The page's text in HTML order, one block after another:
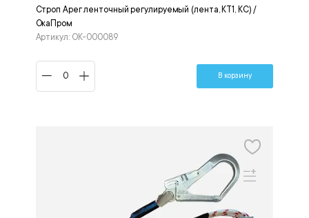
Строп Арег ленточный регулируемый (лента, КТ1, КС) /
ОкаПром
Артикул: ОК-000089
В корзину